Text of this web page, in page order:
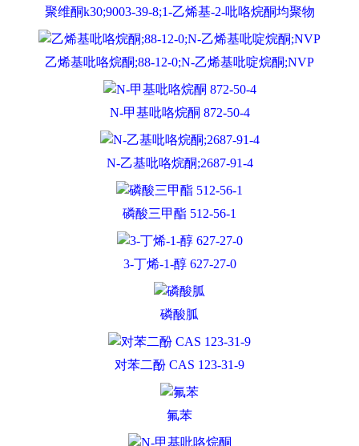
聚维酮k30;9003-39-8;1-乙烯基-2-吡咯烷酮均聚物
乙烯基吡咯烷酮;88-12-0;N-乙烯基吡啶烷酮;NVP
N-甲基吡咯烷酮 872-50-4
N-乙基吡咯烷酮;2687-91-4
磷酸三甲酯 512-56-1
3-丁烯-1-醇 627-27-0
磷酸胍
对苯二酚 CAS 123-31-9
氟苯